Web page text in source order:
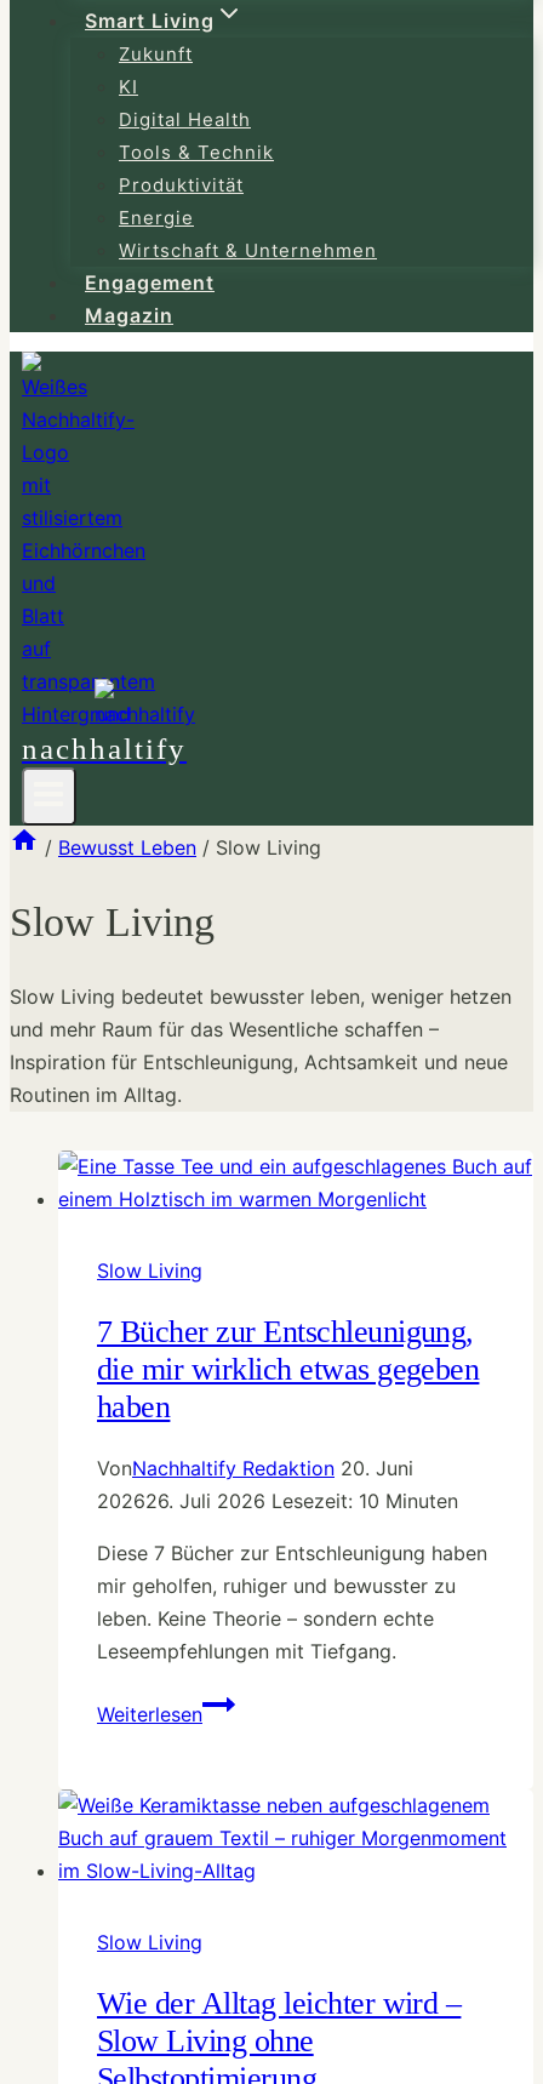
Smart Living
Zukunft
KI
Digital Health
Tools & Technik
Produktivität
Energie
Wirtschaft & Unternehmen
Engagement
Magazin
nachhaltify
/ Bewusst Leben / Slow Living
Slow Living
Slow Living bedeutet bewusster leben, weniger hetzen
und mehr Raum für das Wesentliche schaffen –
Inspiration für Entschleunigung, Achtsamkeit und neue
Routinen im Alltag.
Slow Living
7 Bücher zur Entschleunigung,
die mir wirklich etwas gegeben
haben
VonNachhaltify Redaktion 20. Juni
202626. Juli 2026 Lesezeit: 10 Minuten
Diese 7 Bücher zur Entschleunigung haben
mir geholfen, ruhiger und bewusster zu
leben. Keine Theorie – sondern echte
Leseempfehlungen mit Tiefgang.
Weiterlesen7
Entschleunigung,
die
mir
haben
Slow Living
Wie der Alltag leichter wird –
Slow Living ohne